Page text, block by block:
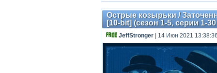
Острые козырьки /
[10-bit] (сезон 1-5, серии 1-
JeffStronger | 14 Июн 2021